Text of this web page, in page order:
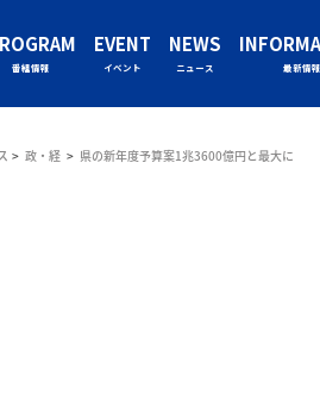
番組情報
EVENT
イベント
NEWS
ニュース 最新情報
政・経 県の新年度予算案1兆3600億円と最大に